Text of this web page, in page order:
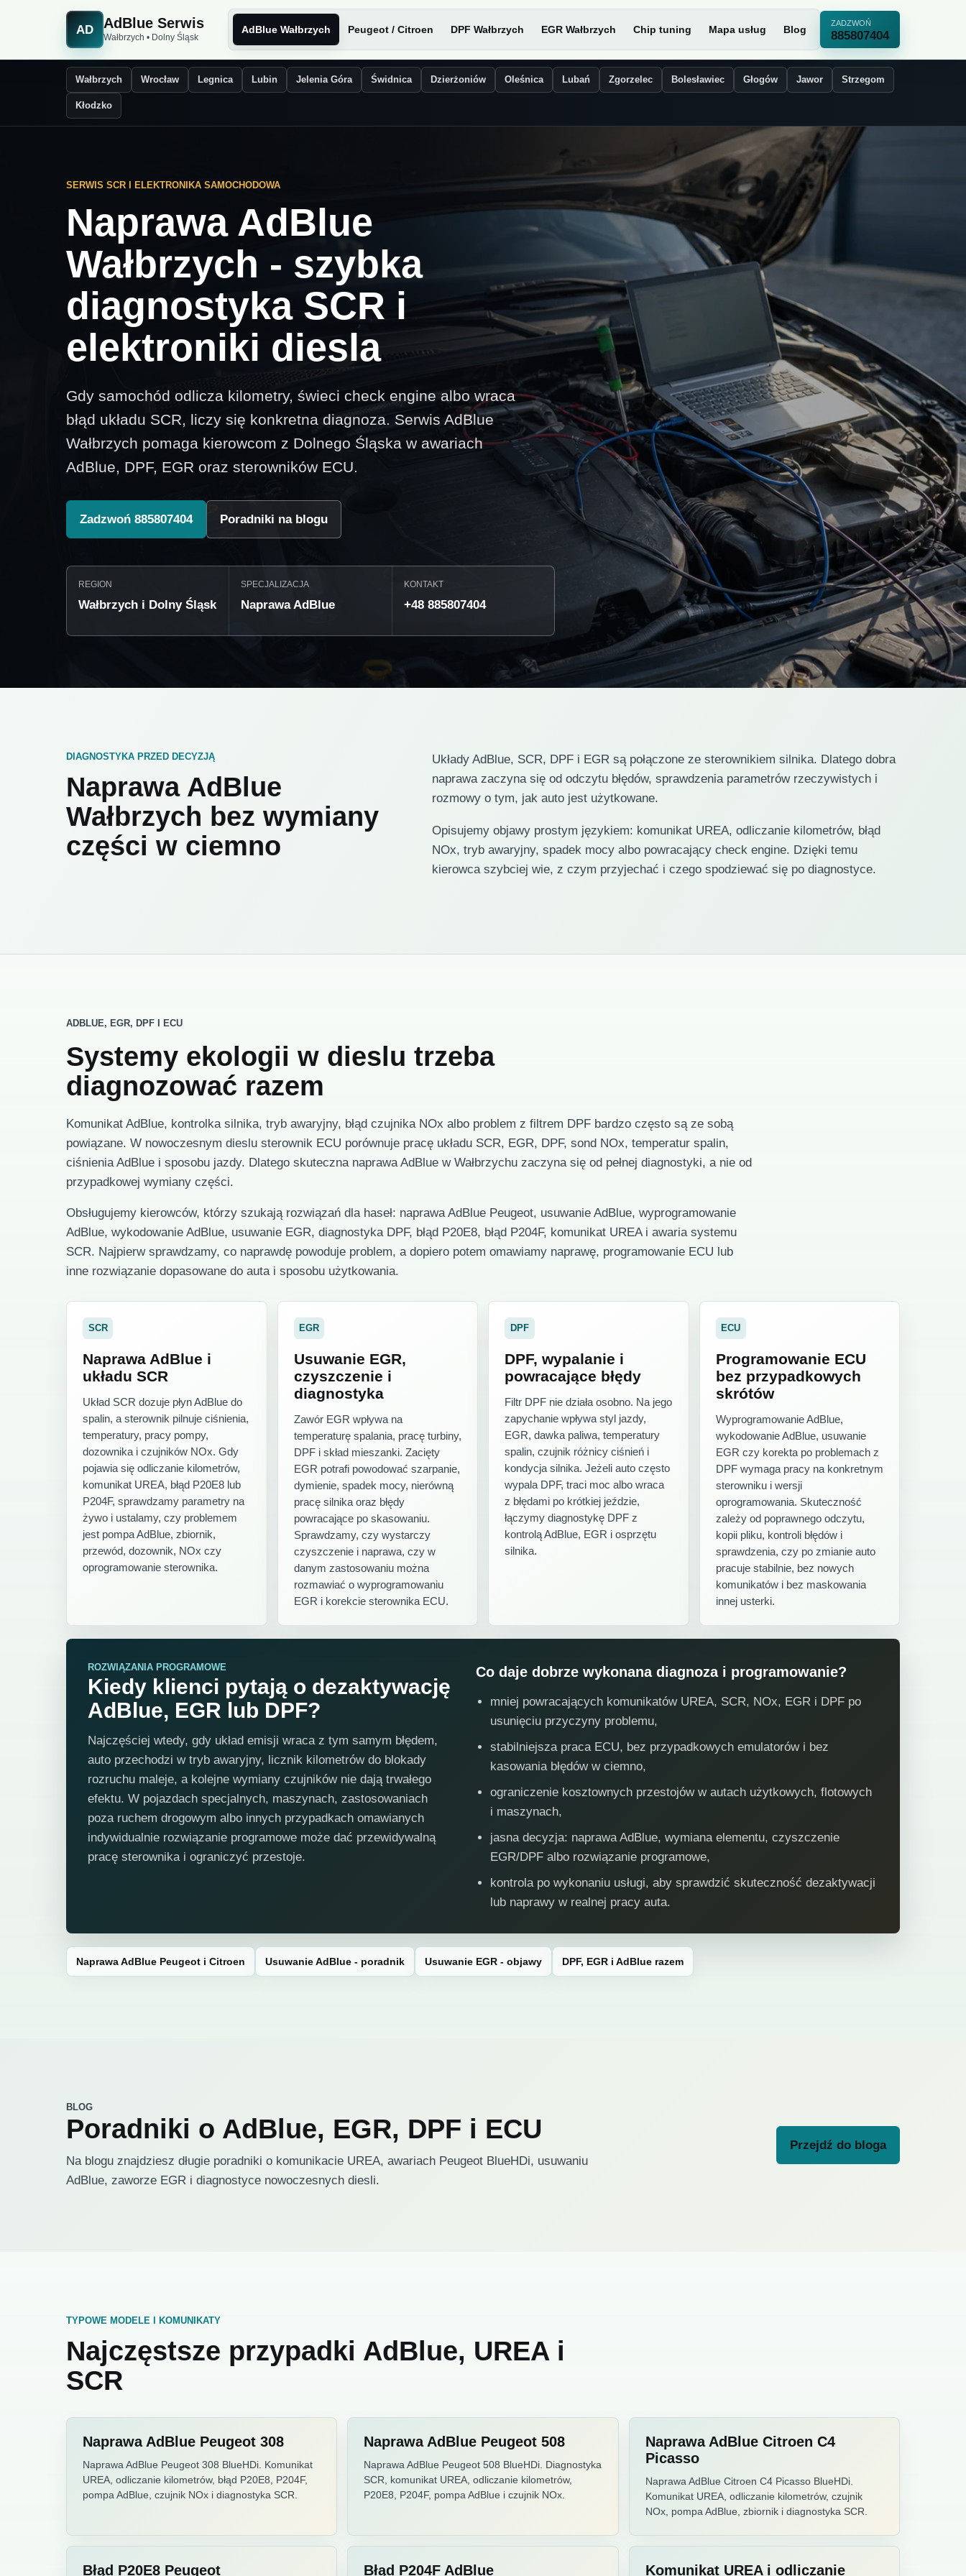
AD AdBlue Serwis
Wałbrzych • Dolny Śląsk
AdBlue Wałbrzych Peugeot / Citroen DPF Wałbrzych EGR Wałbrzych Chip tuning Mapa usług Blog
ZADZWOŃ
885807404
Wałbrzych Wrocław Legnica Lubin Jelenia Góra Świdnica Dzierżoniów Oleśnica Lubań Zgorzelec Bolesławiec Głogów Jawor Strzegom
Kłodzko
SERWIS SCR I ELEKTRONIKA SAMOCHODOWA
Naprawa AdBlue
Wałbrzych - szybka
diagnostyka SCR i
elektroniki diesla
Gdy samochód odlicza kilometry, świeci check engine albo wraca
błąd układu SCR, liczy się konkretna diagnoza. Serwis AdBlue
Wałbrzych pomaga kierowcom z Dolnego Śląska w awariach
AdBlue, DPF, EGR oraz sterowników ECU.
Zadzwoń 885807404 Poradniki na blogu
REGION
Wałbrzych i Dolny Śląsk
SPECJALIZACJA
Naprawa AdBlue
KONTAKT
+48 885807404
DIAGNOSTYKA PRZED DECYZJĄ
Naprawa AdBlue
Wałbrzych bez wymiany
części w ciemno
Układy AdBlue, SCR, DPF i EGR są połączone ze sterownikiem silnika. Dlatego dobra
naprawa zaczyna się od odczytu błędów, sprawdzenia parametrów rzeczywistych i
rozmowy o tym, jak auto jest użytkowane.
Opisujemy objawy prostym językiem: komunikat UREA, odliczanie kilometrów, błąd
NOx, tryb awaryjny, spadek mocy albo powracający check engine. Dzięki temu
kierowca szybciej wie, z czym przyjechać i czego spodziewać się po diagnostyce.
ADBLUE, EGR, DPF I ECU
Systemy ekologii w dieslu trzeba
diagnozować razem
Komunikat AdBlue, kontrolka silnika, tryb awaryjny, błąd czujnika NOx albo problem z filtrem DPF bardzo często są ze sobą
powiązane. W nowoczesnym dieslu sterownik ECU porównuje pracę układu SCR, EGR, DPF, sond NOx, temperatur spalin,
ciśnienia AdBlue i sposobu jazdy. Dlatego skuteczna naprawa AdBlue w Wałbrzychu zaczyna się od pełnej diagnostyki, a nie od
przypadkowej wymiany części.
Obsługujemy kierowców, którzy szukają rozwiązań dla haseł: naprawa AdBlue Peugeot, usuwanie AdBlue, wyprogramowanie
AdBlue, wykodowanie AdBlue, usuwanie EGR, diagnostyka DPF, błąd P20E8, błąd P204F, komunikat UREA i awaria systemu
SCR. Najpierw sprawdzamy, co naprawdę powoduje problem, a dopiero potem omawiamy naprawę, programowanie ECU lub
inne rozwiązanie dopasowane do auta i sposobu użytkowania.
SCR
Naprawa AdBlue i
układu SCR
Układ SCR dozuje płyn AdBlue do
spalin, a sterownik pilnuje ciśnienia,
temperatury, pracy pompy,
dozownika i czujników NOx. Gdy
pojawia się odliczanie kilometrów,
komunikat UREA, błąd P20E8 lub
P204F, sprawdzamy parametry na
żywo i ustalamy, czy problemem
jest pompa AdBlue, zbiornik,
przewód, dozownik, NOx czy
oprogramowanie sterownika.
EGR
Usuwanie EGR,
czyszczenie i
diagnostyka
Zawór EGR wpływa na
temperaturę spalania, pracę turbiny,
DPF i skład mieszanki. Zacięty
EGR potrafi powodować szarpanie,
dymienie, spadek mocy, nierówną
pracę silnika oraz błędy
powracające po skasowaniu.
Sprawdzamy, czy wystarczy
czyszczenie i naprawa, czy w
danym zastosowaniu można
rozmawiać o wyprogramowaniu
EGR i korekcie sterownika ECU.
DPF
DPF, wypalanie i
powracające błędy
Filtr DPF nie działa osobno. Na jego
zapychanie wpływa styl jazdy,
EGR, dawka paliwa, temperatury
spalin, czujnik różnicy ciśnień i
kondycja silnika. Jeżeli auto często
wypala DPF, traci moc albo wraca
z błędami po krótkiej jeździe,
łączymy diagnostykę DPF z
kontrolą AdBlue, EGR i osprzętu
silnika.
ECU
Programowanie ECU
bez przypadkowych
skrótów
Wyprogramowanie AdBlue,
wykodowanie AdBlue, usuwanie
EGR czy korekta po problemach z
DPF wymaga pracy na konkretnym
sterowniku i wersji
oprogramowania. Skuteczność
zależy od poprawnego odczytu,
kopii pliku, kontroli błędów i
sprawdzenia, czy po zmianie auto
pracuje stabilnie, bez nowych
komunikatów i bez maskowania
innej usterki.
ROZWIĄZANIA PROGRAMOWE
Kiedy klienci pytają o dezaktywację
AdBlue, EGR lub DPF?
Najczęściej wtedy, gdy układ emisji wraca z tym samym błędem,
auto przechodzi w tryb awaryjny, licznik kilometrów do blokady
rozruchu maleje, a kolejne wymiany czujników nie dają trwałego
efektu. W pojazdach specjalnych, maszynach, zastosowaniach
poza ruchem drogowym albo innych przypadkach omawianych
indywidualnie rozwiązanie programowe może dać przewidywalną
pracę sterownika i ograniczyć przestoje.
Co daje dobrze wykonana diagnoza i programowanie?
mniej powracających komunikatów UREA, SCR, NOx, EGR i DPF po
usunięciu przyczyny problemu,
stabilniejsza praca ECU, bez przypadkowych emulatorów i bez
kasowania błędów w ciemno,
ograniczenie kosztownych przestojów w autach użytkowych, flotowych
i maszynach,
jasna decyzja: naprawa AdBlue, wymiana elementu, czyszczenie
EGR/DPF albo rozwiązanie programowe,
kontrola po wykonaniu usługi, aby sprawdzić skuteczność dezaktywacji
lub naprawy w realnej pracy auta.
Naprawa AdBlue Peugeot i Citroen Usuwanie AdBlue - poradnik Usuwanie EGR - objawy DPF, EGR i AdBlue razem
BLOG
Poradniki o AdBlue, EGR, DPF i ECU
Na blogu znajdziesz długie poradniki o komunikacie UREA, awariach Peugeot BlueHDi, usuwaniu
AdBlue, zaworze EGR i diagnostyce nowoczesnych diesli.
Przejdź do bloga
TYPOWE MODELE I KOMUNIKATY
Najczęstsze przypadki AdBlue, UREA i
SCR
Naprawa AdBlue Peugeot 308
Naprawa AdBlue Peugeot 308 BlueHDi. Komunikat
UREA, odliczanie kilometrów, błąd P20E8, P204F,
pompa AdBlue, czujnik NOx i diagnostyka SCR.
Naprawa AdBlue Peugeot 508
Naprawa AdBlue Peugeot 508 BlueHDi. Diagnostyka
SCR, komunikat UREA, odliczanie kilometrów,
P20E8, P204F, pompa AdBlue i czujnik NOx.
Naprawa AdBlue Citroen C4
Picasso
Naprawa AdBlue Citroen C4 Picasso BlueHDi.
Komunikat UREA, odliczanie kilometrów, czujnik
NOx, pompa AdBlue, zbiornik i diagnostyka SCR.
Błąd P20E8 Peugeot Błąd P204F AdBlue Komunikat UREA i odliczanie